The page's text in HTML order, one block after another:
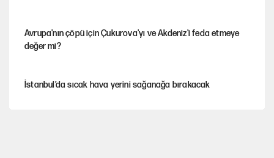
Avrupa'nın çöpü için Çukurova'yı ve Akdeniz'i feda etmeye
değer mi?
İstanbul’da sıcak hava yerini sağanağa bırakacak